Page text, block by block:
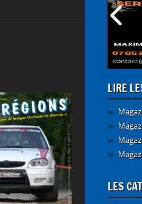
LIRE
LES